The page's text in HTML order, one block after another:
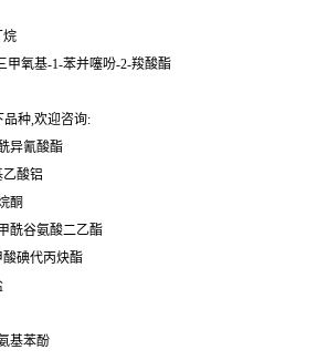
烷
甲氧基-1-苯并噻吩-2-羧酸酯
品种,欢迎咨询:
异氰酸酯
乙酸铝
酮
酰谷氨酸二乙酯
酸碘代丙炔酯
基苯酚